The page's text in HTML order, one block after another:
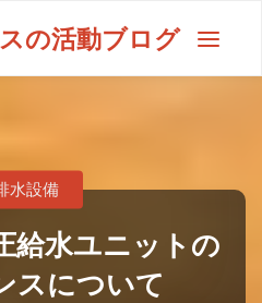
の活動ブログ
給水ユニットの
スについて
水設備